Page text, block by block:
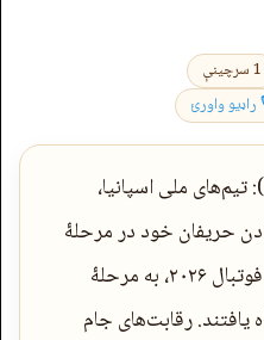
1 سرچینې
راډیو واورئ
کابل (پژواک، ۱۲ سرطان ۱۴۰۵): تیم‌های ملی اسپانیا،
حریفان خود در مرحلۀ
یک‌شانزدهم نهایی جام جهانی فوتبال ۲۰۲۶، به مرحلۀ
یافتند. رقابت‌های جام